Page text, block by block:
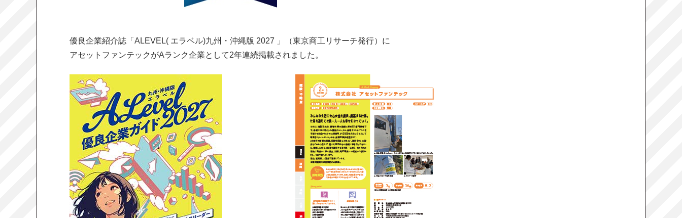
優良企業紹介誌「ALEVEL( エラベル)九州・沖縄版 2027 」（東京商工リサーチ発行）に
アセットファンテックがAランク企業として2年連続掲載されました。